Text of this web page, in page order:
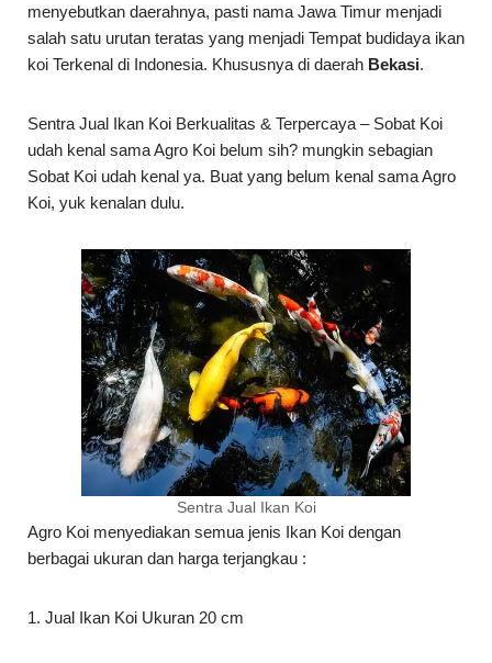
menyebutkan daerahnya, pasti nama Jawa Timur menjadi
salah satu urutan teratas yang menjadi Tempat budidaya ikan
koi Terkenal di Indonesia. Khususnya di daerah Bekasi.
Sentra Jual Ikan Koi Berkualitas & Terpercaya – Sobat Koi
udah kenal sama Agro Koi belum sih? mungkin sebagian
Sobat Koi udah kenal ya. Buat yang belum kenal sama Agro
Koi, yuk kenalan dulu.
Sentra Jual Ikan Koi
Agro Koi menyediakan semua jenis Ikan Koi dengan
berbagai ukuran dan harga terjangkau :
1. Jual Ikan Koi Ukuran 20 cm